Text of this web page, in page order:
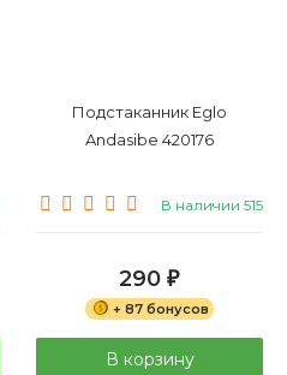
Подстаканник Eglo
Andasibe 420176
В наличии 515
290 ₽
+ 87 бонусов
В корзину